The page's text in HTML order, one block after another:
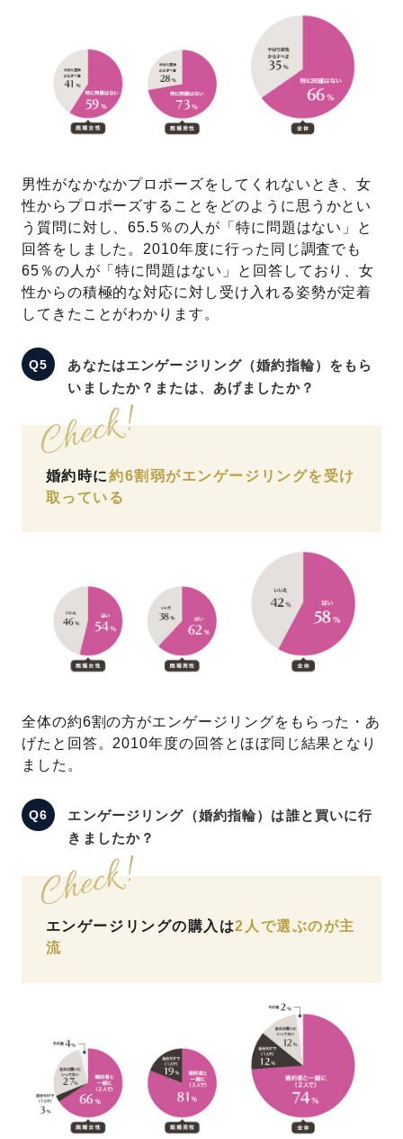
男性がなかなかプロポーズをしてくれないとき、女
性からプロポーズすることをどのように思うかとい
う質問に対し、65.5％の人が「特に問題はない」と
回答をしました。2010年度に行った同じ調査でも
65％の人が「特に問題はない」と回答しており、女
性からの積極的な対応に対し受け入れる姿勢が定着
してきたことがわかります。
あなたはエンゲージリング（婚約指輪）をもら
いましたか？または、あげましたか？
婚約時に約6割弱がエンゲージリングを受け
取っている
全体の約6割の方がエンゲージリングをもらった・あ
げたと回答。2010年度の回答とほぼ同じ結果となり
ました。
エンゲージリング（婚約指輪）は誰と買いに行
きましたか？
エンゲージリングの購入は2人で選ぶのが主
流